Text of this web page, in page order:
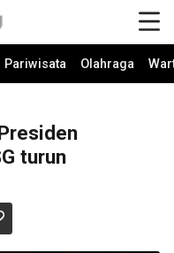
Pariwisata Olahraga
turun